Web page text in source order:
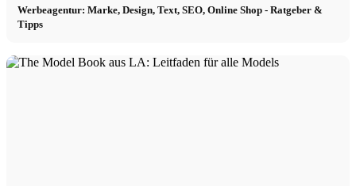
Werbeagentur: Marke, Design, Text, SEO, Online Shop - Ratgeber &
Tipps